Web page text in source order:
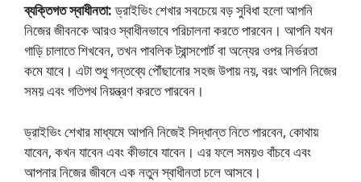
ব্যক্তিগত স্বাধীনতা:ড্রাইভিং শেখার সবচেয়ে বড় সুবিধা হলো আপনি
নিজের জীবনকে আরও স্বাধীনভাবে পরিচালনা করতে পারবেন। আপনি যখন
গাড়ি চালাতে শিখবেন, তখন পাবলিক ট্রান্সপোর্ট বা অন্যের ওপর নির্ভরতা
কমে যাবে। এটা শুধু গন্তব্যে পৌঁছানোর সহজ উপায় নয়, বরং আপনি নিজের
সময় এবং গতিপথ নিয়ন্ত্রণ করতে পারবেন।
ড্রাইভিং শেখার মাধ্যমে আপনি নিজেই সিদ্ধান্ত নিতে পারবেন, কোথায়
যাবেন, কখন যাবেন এবং কীভাবে যাবেন। এর ফলে সময়ও বাঁচবে এবং
আপনার নিজের জীবনে এক নতুন স্বাধীনতা চলে আসবে।